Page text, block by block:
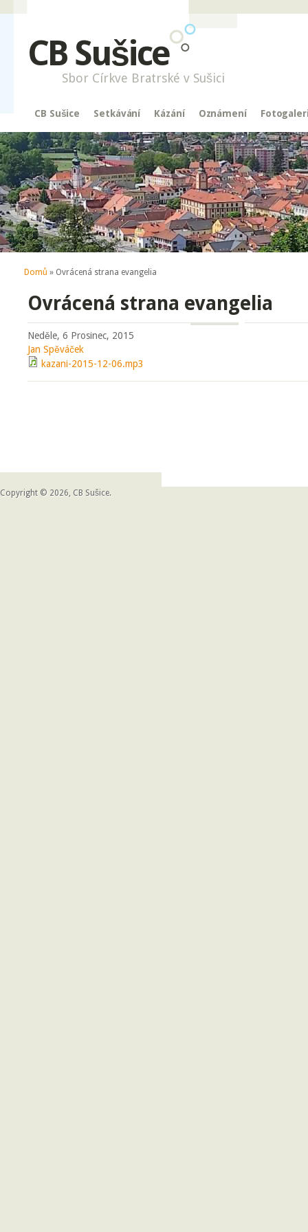
CB Sušice
Sbor Církve Bratrské v Sušici
CB Sušice Setkávání Kázání Oznámení
Jste zde
Domů » Ovrácená strana evangelia
Ovrácená strana evangelia
Neděle, 6 Prosinec, 2015
Jan Spěváček
kazani-2015-12-06.mp3
Copyright © 2026, CB Sušice.